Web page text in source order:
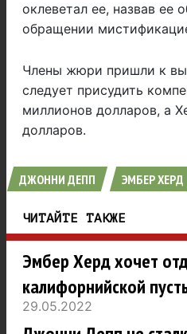
оклеветал ее, назвав ее
обращении
Члены жюри пришли к
следует присудить
миллионов долларов, а
долларов.
ДЖОННИ ДЕПП ЭМБЕР ХЕРД
ЧИТАЙТЕ ТАКЖЕ
Эмбер Херд хочет
калифорнийской
29.05.2022